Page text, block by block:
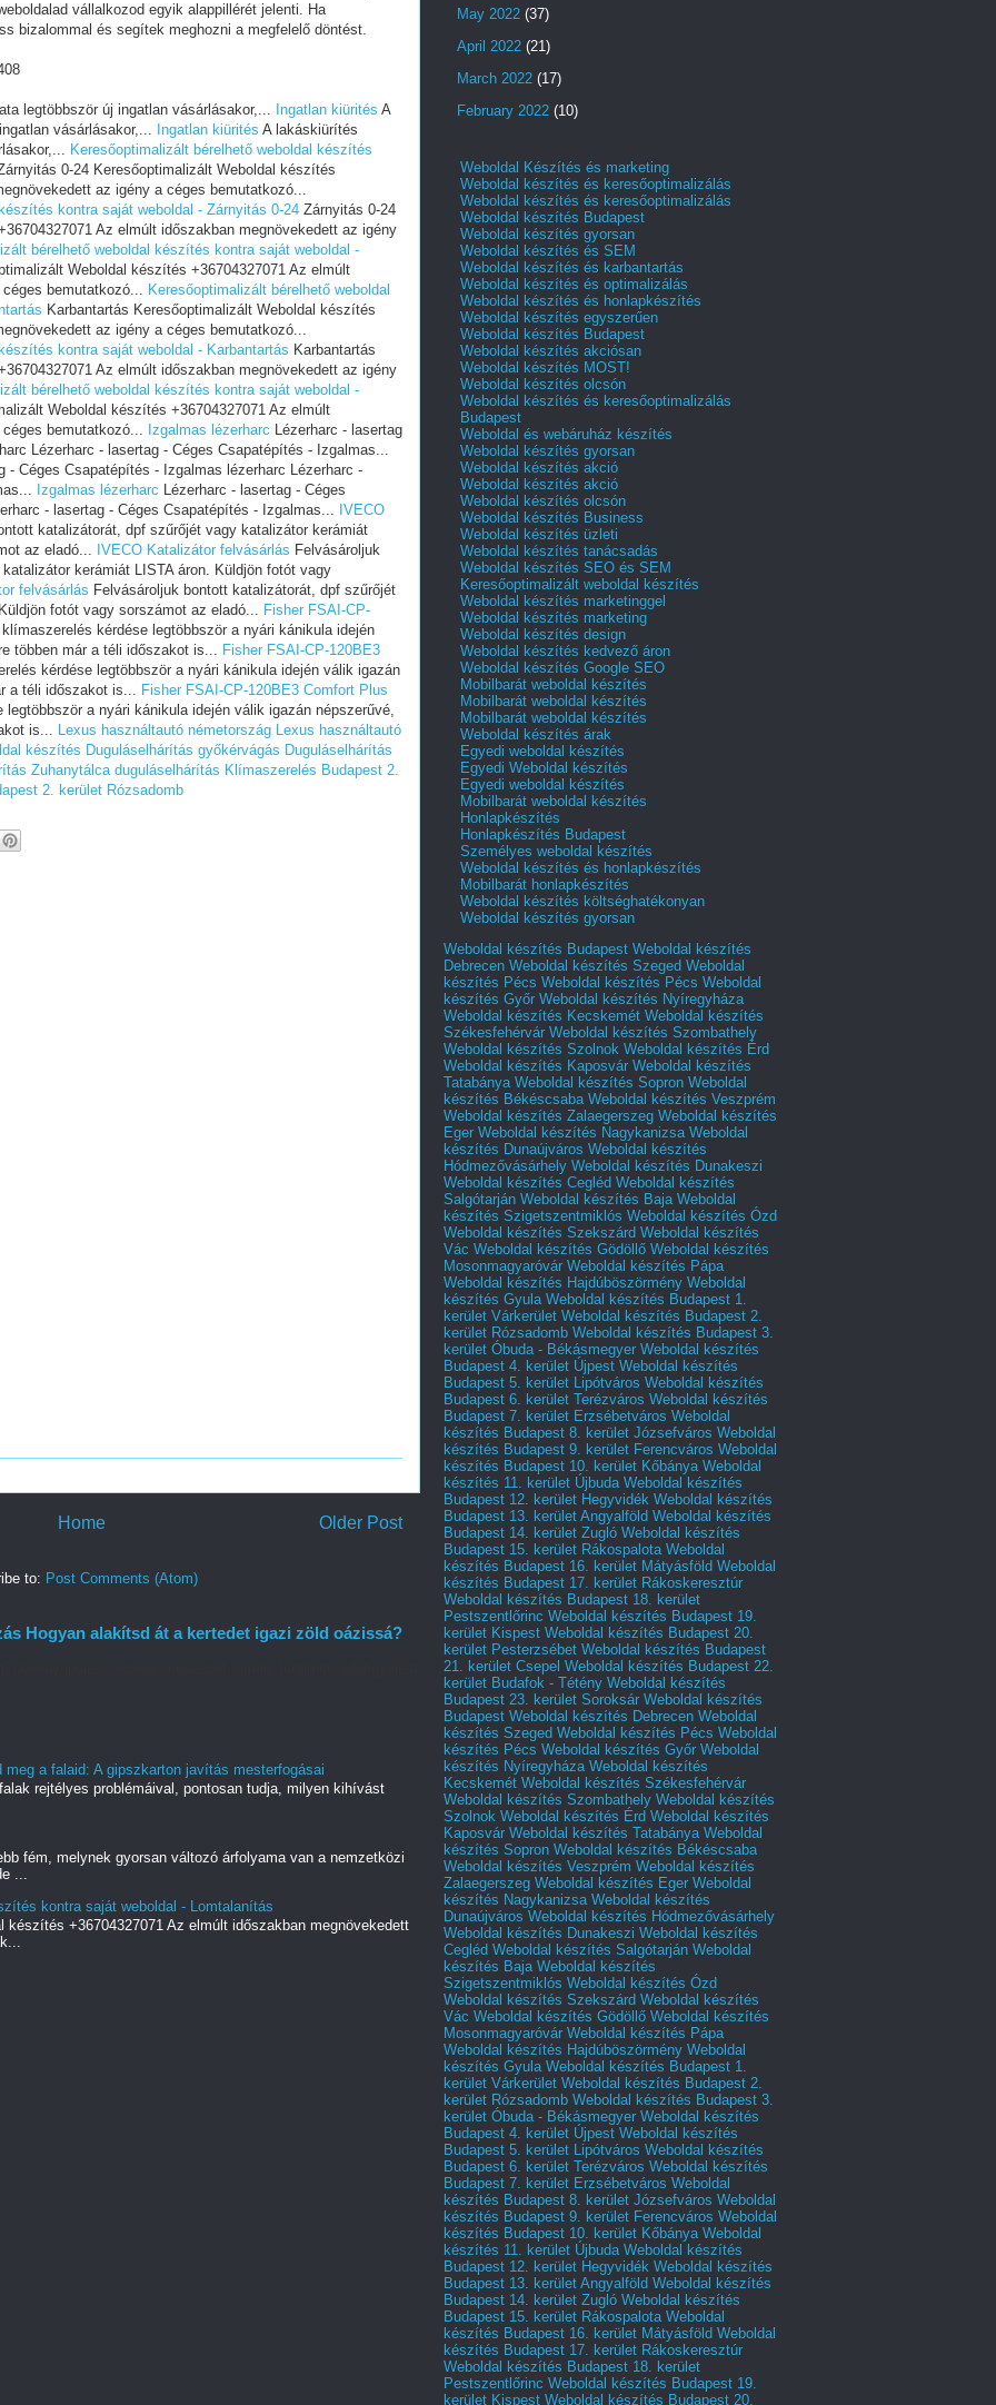
vállalkozod egyik alappillérét jelenti. Ha
bizalommal és segítek meghozni a megfelelő döntést.
legtöbbször új ingatlan vásárlásakor,... Ingatlan kiürités A
vásárlásakor,... Ingatlan kiürités A lakáskiürítés
Keresőoptimalizált bérelhető weboldal készítés
0-24 Keresőoptimalizált Weboldal készítés
az igény a céges bemutatkozó...
kontra saját weboldal - Zárnyitás 0-24 Zárnyitás 0-24
Az elmúlt időszakban megnövekedett az igény
bérelhető weboldal készítés kontra saját weboldal -
Weboldal készítés +36704327071 Az elmúlt
bemutatkozó... Keresőoptimalizált bérelhető weboldal
Karbantartás Keresőoptimalizált Weboldal készítés
az igény a céges bemutatkozó...
kontra saját weboldal - Karbantartás Karbantartás
Az elmúlt időszakban megnövekedett az igény
bérelhető weboldal készítés kontra saját weboldal -
Weboldal készítés +36704327071 Az elmúlt
bemutatkozó... Izgalmas lézerharc Lézerharc - lasertag
Lézerharc - lasertag - Céges Csapatépítés - Izgalmas...
- Céges Csapatépítés - Izgalmas lézerharc Lézerharc -
Izgalmas lézerharc Lézerharc - lasertag - Céges
- lasertag - Céges Csapatépítés - Izgalmas... IVECO
katalizátorát, dpf szűrőjét vagy katalizátor kerámiát
az eladó... IVECO Katalizátor felvásárlás Felvásároljuk
kerámiát LISTA áron. Küldjön fotót vagy
felvásárlás Felvásároljuk bontott katalizátorát, dpf szűrőjét
fotót vagy sorszámot az eladó... Fisher FSAI-CP-
klímaszerelés kérdése legtöbbször a nyári kánikula idején
többen már a téli időszakot is... Fisher FSAI-CP-120BE3
kérdése legtöbbször a nyári kánikula idején válik igazán
a téli időszakot is... Fisher FSAI-CP-120BE3 Comfort Plus
legtöbbször a nyári kánikula idején válik igazán népszerűvé,
is... Lexus használtautó németország Lexus használtautó
készítés Duguláselhárítás győkérvágás Duguláselhárítás
Zuhanytálca duguláselhárítás Klímaszerelés Budapest 2.
2. kerület Rózsadomb
Older Post
Home
to: Post Comments (Atom)
Hogyan alakítsd át a kertedet igazi zöld oázissá?
a falaid: A gipszkarton javítás mesterfogásai
rejtélyes problémáival, pontosan tudja, milyen kihívást
fém, melynek gyorsan változó árfolyama van a nemzetközi
...
kontra saját weboldal - Lomtalanítás
készítés +36704327071 Az elmúlt időszakban megnövekedett
May 2022 (37)
April 2022 (21)
March 2022 (17)
February 2022 (10)
Weboldal Készítés és marketing
Weboldal készítés és keresőoptimalizálás
Weboldal készítés és keresőoptimalizálás
Weboldal készítés Budapest
Weboldal készítés gyorsan
Weboldal készítés és SEM
Weboldal készítés és karbantartás
Weboldal készítés és optimalizálás
Weboldal készítés és honlapkészítés
Weboldal készítés egyszerűen
Weboldal készítés Budapest
Weboldal készítés akciósan
Weboldal készítés MOST!
Weboldal készítés olcsón
Weboldal készítés és keresőoptimalizálás
Budapest
Weboldal és webáruház készítés
Weboldal készítés gyorsan
Weboldal készítés akció
Weboldal készítés akció
Weboldal készítés olcsón
Weboldal készítés Business
Weboldal készítés üzleti
Weboldal készítés tanácsadás
Weboldal készítés SEO és SEM
Keresőoptimalizált weboldal készítés
Weboldal készítés marketinggel
Weboldal készítés marketing
Weboldal készítés design
Weboldal készítés kedvező áron
Weboldal készítés Google SEO
Mobilbarát weboldal készítés
Mobilbarát weboldal készítés
Mobilbarát weboldal készítés
Weboldal készítés árak
Egyedi weboldal készítés
Egyedi Weboldal készítés
Egyedi weboldal készítés
Mobilbarát weboldal készítés
Honlapkészítés
Honlapkészítés Budapest
Személyes weboldal készítés
Weboldal készítés és honlapkészítés
Mobilbarát honlapkészítés
Weboldal készítés költséghatékonyan
Weboldal készítés gyorsan
Weboldal készítés Budapest Weboldal készítés
Debrecen Weboldal készítés Szeged Weboldal
készítés Pécs Weboldal készítés Pécs Weboldal
készítés Győr Weboldal készítés Nyíregyháza
Weboldal készítés Kecskemét Weboldal készítés
Székesfehérvár Weboldal készítés Szombathely
Weboldal készítés Szolnok Weboldal készítés Érd
Weboldal készítés Kaposvár Weboldal készítés
Tatabánya Weboldal készítés Sopron Weboldal
készítés Békéscsaba Weboldal készítés Veszprém
Weboldal készítés Zalaegerszeg Weboldal készítés
Eger Weboldal készítés Nagykanizsa Weboldal
készítés Dunaújváros Weboldal készítés
Hódmezővásárhely Weboldal készítés Dunakeszi
Weboldal készítés Cegléd Weboldal készítés
Salgótarján Weboldal készítés Baja Weboldal
készítés Szigetszentmiklós Weboldal készítés Ózd
Weboldal készítés Szekszárd Weboldal készítés
Vác Weboldal készítés Gödöllő Weboldal készítés
Mosonmagyaróvár Weboldal készítés Pápa
Weboldal készítés Hajdúböszörmény Weboldal
készítés Gyula Weboldal készítés Budapest 1.
kerület Várkerület Weboldal készítés Budapest 2.
kerület Rózsadomb Weboldal készítés Budapest 3.
kerület Óbuda - Békásmegyer Weboldal készítés
Budapest 4. kerület Újpest Weboldal készítés
Budapest 5. kerület Lipótváros Weboldal készítés
Budapest 6. kerület Terézváros Weboldal készítés
Budapest 7. kerület Erzsébetváros Weboldal
készítés Budapest 8. kerület Józsefváros Weboldal
készítés Budapest 9. kerület Ferencváros Weboldal
készítés Budapest 10. kerület Kőbánya Weboldal
készítés 11. kerület Újbuda Weboldal készítés
Budapest 12. kerület Hegyvidék Weboldal készítés
Budapest 13. kerület Angyalföld Weboldal készítés
Budapest 14. kerület Zugló Weboldal készítés
Budapest 15. kerület Rákospalota Weboldal
készítés Budapest 16. kerület Mátyásföld Weboldal
készítés Budapest 17. kerület Rákoskeresztúr
Weboldal készítés Budapest 18. kerület
Pestszentlőrinc Weboldal készítés Budapest 19.
kerület Kispest Weboldal készítés Budapest 20.
kerület Pesterzsébet Weboldal készítés Budapest
21. kerület Csepel Weboldal készítés Budapest 22.
kerület Budafok - Tétény Weboldal készítés
Budapest 23. kerület Soroksár Weboldal készítés
Budapest Weboldal készítés Debrecen Weboldal
készítés Szeged Weboldal készítés Pécs Weboldal
készítés Pécs Weboldal készítés Győr Weboldal
készítés Nyíregyháza Weboldal készítés
Kecskemét Weboldal készítés Székesfehérvár
Weboldal készítés Szombathely Weboldal készítés
Szolnok Weboldal készítés Érd Weboldal készítés
Kaposvár Weboldal készítés Tatabánya Weboldal
készítés Sopron Weboldal készítés Békéscsaba
Weboldal készítés Veszprém Weboldal készítés
Zalaegerszeg Weboldal készítés Eger Weboldal
készítés Nagykanizsa Weboldal készítés
Dunaújváros Weboldal készítés Hódmezővásárhely
Weboldal készítés Dunakeszi Weboldal készítés
Cegléd Weboldal készítés Salgótarján Weboldal
készítés Baja Weboldal készítés
Szigetszentmiklós Weboldal készítés Ózd
Weboldal készítés Szekszárd Weboldal készítés
Vác Weboldal készítés Gödöllő Weboldal készítés
Mosonmagyaróvár Weboldal készítés Pápa
Weboldal készítés Hajdúböszörmény Weboldal
készítés Gyula Weboldal készítés Budapest 1.
kerület Várkerület Weboldal készítés Budapest 2.
kerület Rózsadomb Weboldal készítés Budapest 3.
kerület Óbuda - Békásmegyer Weboldal készítés
Budapest 4. kerület Újpest Weboldal készítés
Budapest 5. kerület Lipótváros Weboldal készítés
Budapest 6. kerület Terézváros Weboldal készítés
Budapest 7. kerület Erzsébetváros Weboldal
készítés Budapest 8. kerület Józsefváros Weboldal
készítés Budapest 9. kerület Ferencváros Weboldal
készítés Budapest 10. kerület Kőbánya Weboldal
készítés 11. kerület Újbuda Weboldal készítés
Budapest 12. kerület Hegyvidék Weboldal készítés
Budapest 13. kerület Angyalföld Weboldal készítés
Budapest 14. kerület Zugló Weboldal készítés
Budapest 15. kerület Rákospalota Weboldal
készítés Budapest 16. kerület Mátyásföld Weboldal
készítés Budapest 17. kerület Rákoskeresztúr
Weboldal készítés Budapest 18. kerület
Pestszentlőrinc Weboldal készítés Budapest 19.
kerület Kispest Weboldal készítés Budapest 20.